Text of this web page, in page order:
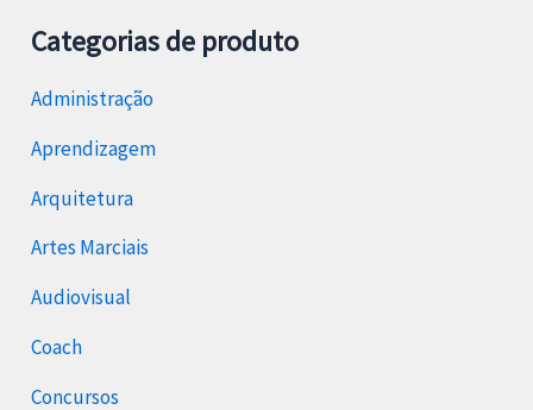
Categorias de produto
Administração
Aprendizagem
Arquitetura
Artes Marciais
Audiovisual
Coach
Concursos